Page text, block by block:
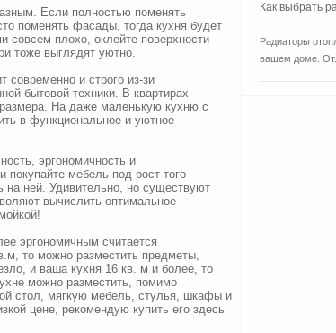
Если полностью поменять
поменять фасады, тогда кухня будет
совсем плохо, оклейте поверхности
тоже выглядят уютно.
современно и строго из-зи
бытовой техники. В квартирах
размера. На даже маленькую кухню с
в функциональное и уютное
эргономичность и
покупайте мебель под рост того
на ней. Удивительно, но существуют
вычислить оптимальное
эргономичным считается
то можно разместить предметы,
и ваша кухня 16 кв. м и более, то
можно разместить, помимо
стол, мягкую мебель, стулья, шкафы и
цене, рекомендую купить его здесь
Как выбрать
Радиаторы
вашем доме. От...